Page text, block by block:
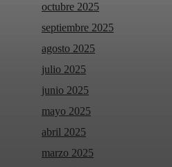
octubre 2025
septiembre 2025
agosto 2025
julio 2025
junio 2025
mayo 2025
abril 2025
marzo 2025